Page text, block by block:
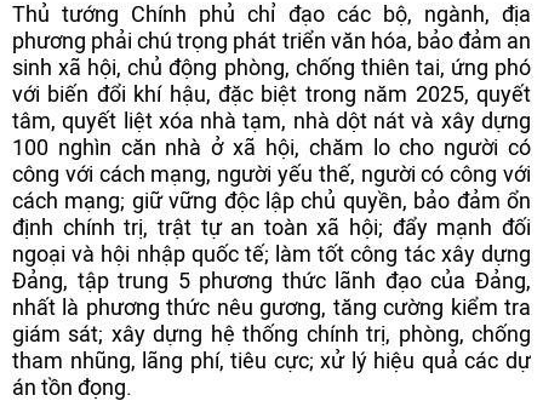
Thủ tướng Chính phủ chỉ đạo các bộ, ngành, địa
phương phải chú trọng phát triển văn hóa, bảo đảm an
sinh xã hội, chủ động phòng, chống thiên tai, ứng phó
với biến đổi khí hậu, đặc biệt trong năm 2025, quyết
tâm, quyết liệt xóa nhà tạm, nhà dột nát và xây dựng
100 nghìn căn nhà ở xã hội, chăm lo cho người có
công với cách mạng, người yếu thế, người có công với
cách mạng; giữ vững độc lập chủ quyền, bảo đảm ổn
định chính trị, trật tự an toàn xã hội; đẩy mạnh đối
ngoại và hội nhập quốc tế; làm tốt công tác xây dựng
Đảng, tập trung 5 phương thức lãnh đạo của Đảng,
nhất là phương thức nêu gương, tăng cường kiểm tra
giám sát; xây dựng hệ thống chính trị, phòng, chống
tham nhũng, lãng phí, tiêu cực; xử lý hiệu quả các dự
án tồn đọng.